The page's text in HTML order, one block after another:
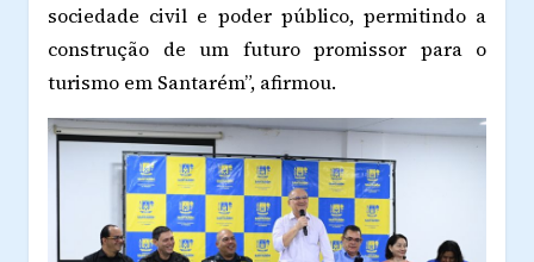
sociedade civil e poder público, permitindo a
construção de um futuro promissor para o
turismo em Santarém”, afirmou.